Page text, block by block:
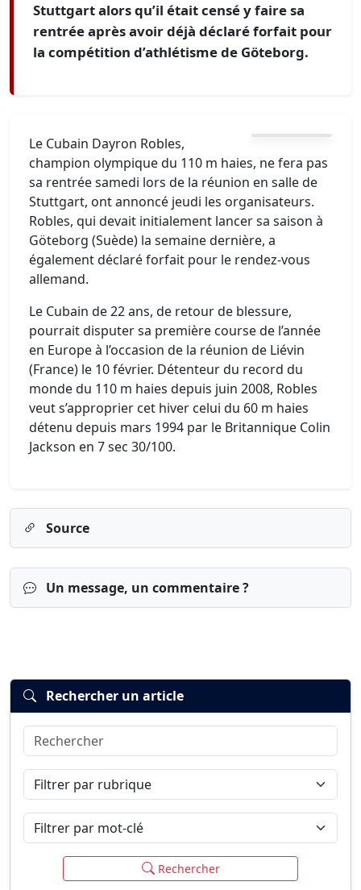
Stuttgart alors qu’il était censé y faire sa
rentrée après avoir déjà déclaré forfait pour
la compétition d’athlétisme de Göteborg.
Le Cubain Dayron Robles,
champion olympique du 110 m haies, ne fera pas
sa rentrée samedi lors de la réunion en salle de
Stuttgart, ont annoncé jeudi les organisateurs.
Robles, qui devait initialement lancer sa saison à
Göteborg (Suède) la semaine dernière, a
également déclaré forfait pour le rendez-vous
allemand.
Le Cubain de 22 ans, de retour de blessure,
pourrait disputer sa première course de l’année
en Europe à l’occasion de la réunion de Liévin
(France) le 10 février. Détenteur du record du
monde du 110 m haies depuis juin 2008, Robles
veut s’approprier cet hiver celui du 60 m haies
détenu depuis mars 1994 par le Britannique Colin
Jackson en 7 sec 30/100.
Source
Un message, un commentaire ?
Connexion
Rechercher un article
Rechercher
Filtrer par rubrique
Filtrer par mot-clé
Rechercher